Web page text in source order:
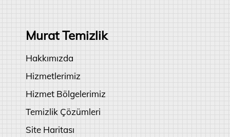
Murat Temizlik
Hakkımızda
Hizmetlerimiz
Hizmet Bölgelerimiz
Temizlik Çözümleri
Site Haritası